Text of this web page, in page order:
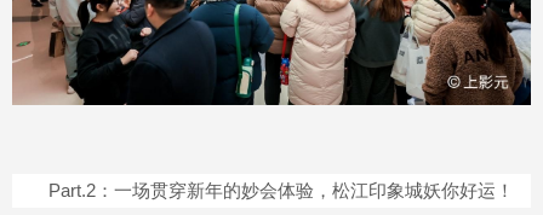
Part.2：一场贯穿新年的妙会体验，松江印象城妖你好运！